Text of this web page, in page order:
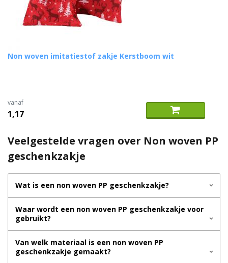
Non woven imitatiestof zakje Kerstboom wit
vanaf
1,17
Veelgestelde vragen over Non woven PP
geschenkzakje
Wat is een non woven PP geschenkzakje?
Waar wordt een non woven PP geschenkzakje voor
gebruikt?
Van welk materiaal is een non woven PP
geschenkzakje gemaakt?